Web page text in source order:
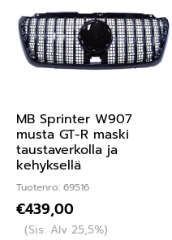
MB Sprinter W907
musta GT-R maski
taustaverkolla ja
kehyksellä
Tuotenro: 69516
€439,00
(Sis. Alv 25,5%)